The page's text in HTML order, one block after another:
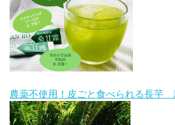
農薬不使用！皮ごと食べられる長芋